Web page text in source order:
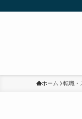
ホーム 転職・